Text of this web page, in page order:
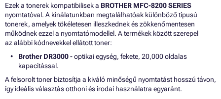
Ezek a tonerek kompatibilisek a BROTHER MFC-8200 SERIES
nyomtatóval. A kínálatunkban megtalálhatóak különböző típusú
tonerek, amelyek tökéletesen illeszkednek és zökkenőmentesen
működnek ezzel a nyomtatómodellel. A termékek között szerepel
az alábbi kódnevekkel ellátott toner:
Brother DR3000- optikai egység, fekete, 20,000 oldalas
kapacitással.
A felsorolt toner biztosítja a kiváló minőségű nyomtatást hosszú távon,
így ideális választás otthoni és irodai használatra egyaránt.